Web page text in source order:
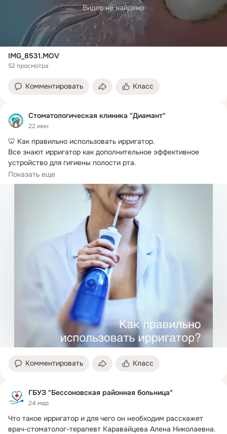
Видео не найдено
IMG_8531.MOV
52 просмотра
Комментировать Класс
Стоматологическая клиника "Диамант"
22 июн
🦷 Как правильно использовать ирригатор.
Все знают ирригатор как дополнительное эффективное
устройство для гигиены полости рта.
И это...
Показать еще
Комментировать Класс
ГБУЗ "Бессоновская районная больница"
24 мар
Что такое ирригатор и для чего он необходим расскажет
врач-стоматолог-терапевт Каравайцева Алена Николаевна.